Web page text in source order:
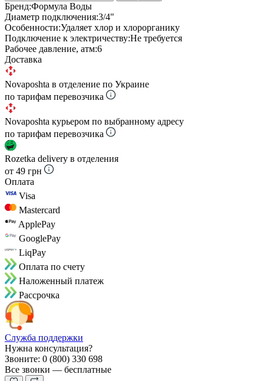
Бренд:Формула Воды
Диаметр подключения:3/4"
Особенности:Удаляет хлор и хлорорганику
Подключение к электричеству:Не требуется
Рабочее давление, атм:6
Доставка
Novaposhta в отделение по Украине
по тарифам перевозчика
Novaposhta курьером по выбранному адресу
по тарифам перевозчика
Rozetka delivery в отделения
от 49 грн
Оплата
Visa
Mastercard
ApplePay
GooglePay
LiqPay
Оплата по счету
Наложенный платеж
Рассрочка
Служба поддержки
Нужна консультация?
Звоните: 0 (800) 330 698
Все звонки — бесплатные